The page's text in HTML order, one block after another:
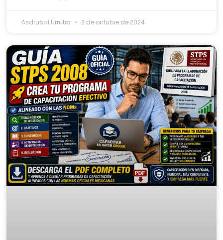
Asdrubal Urrutia 2 de octubre de 2024